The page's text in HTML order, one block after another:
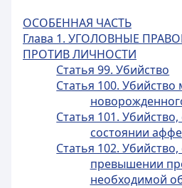
ОСОБЕННАЯ ЧАСТЬ
Глава 1. УГОЛОВНЫЕ
ПРОТИВ ЛИЧНОСТИ
Статья 99. Убийство
Статья 100.
Статья 101.
состоянии
Статья 102.
превышении
необходимой